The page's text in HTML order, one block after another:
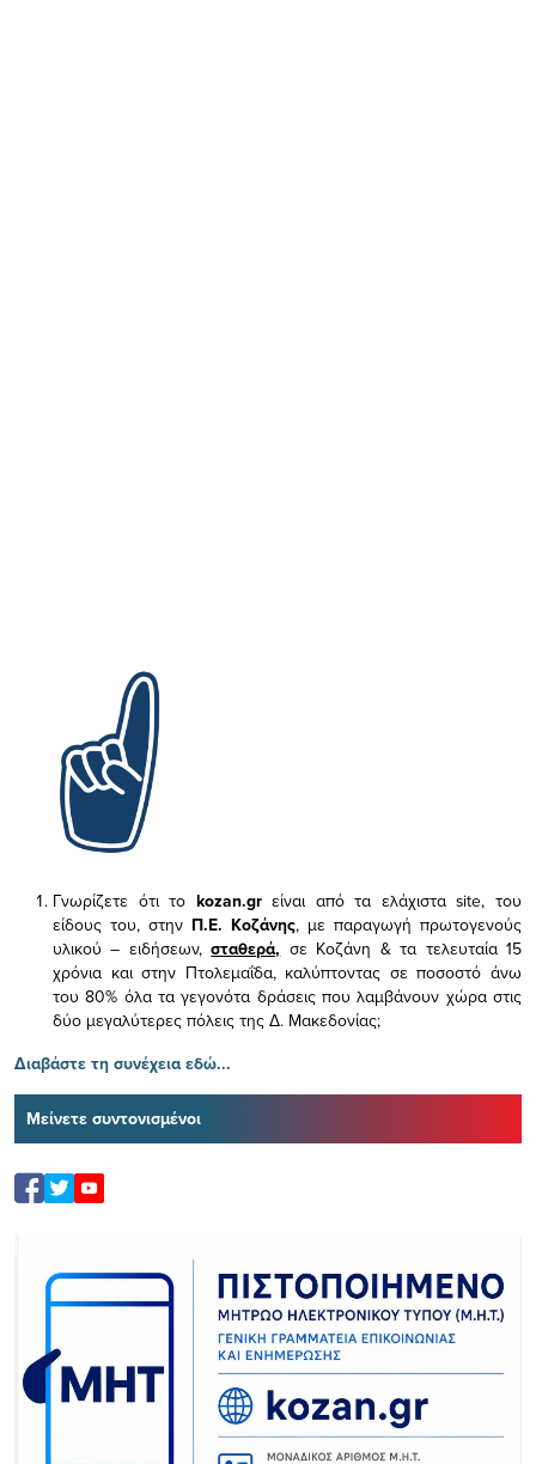
Γνωρίζετε ότι το kozan.gr είναι από τα ελάχισταsite, του
είδους του, στην Π.Ε. Κοζάνης, με παραγωγή πρωτογενούς
υλικού – ειδήσεων,σταθερά, σε Κοζάνη & τα τελευταία 15
χρόνια και στην Πτολεμαΐδα, καλύπτοντας σε ποσοστό άνω
του 80% όλα τα γεγονότα δράσεις που λαμβάνουν χώρα στις
δύο μεγαλύτερες πόλεις της Δ. Μακεδονίας;
Διαβάστε τη συνέχεια εδώ...
Μείνετε συντονισμένοι